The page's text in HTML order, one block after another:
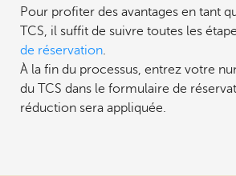
Pour profiter des avantages en tant
TCS, il suffit de suivre toutes les
de réservation.
À la fin du processus, entrez votre
du TCS dans le formulaire de
réduction sera appliquée.